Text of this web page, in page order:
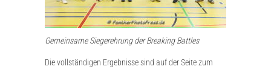
Gemeinsame Siegerehrung der Breaking Battles
Die vollständigen Ergebnisse sind auf der Seite zum